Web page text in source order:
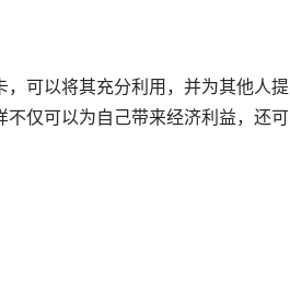
可以将其充分利用，并为其他人提
仅可以为自己带来经济利益，还可